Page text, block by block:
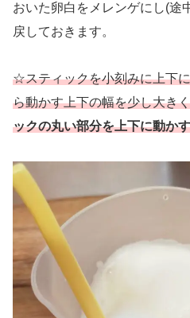
おいた卵白をメレンゲにし(途
戻しておきます。
☆スティックを小刻みに上下
ら動かす上下の幅を少し大き
ックの丸い部分を上下に動か